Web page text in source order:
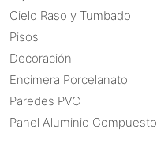
Cielo Raso y Tumbado
Pisos
Decoración
Encimera Porcelanato
Paredes PVC
Panel Aluminio Compuesto